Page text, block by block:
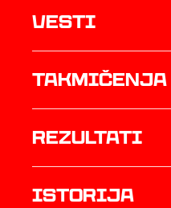
Vesti
Takmičenja
rezultati
istorija